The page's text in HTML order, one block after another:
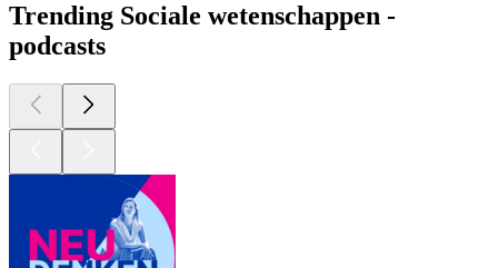
Trending Sociale wetenschappen -
podcasts